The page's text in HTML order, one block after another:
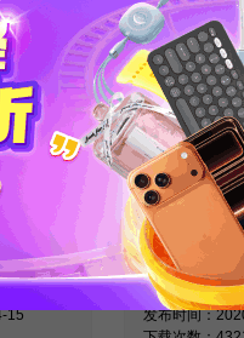
在线服务号
真题】领取备考
作文核
理
15
医学
解练习
发布时间：